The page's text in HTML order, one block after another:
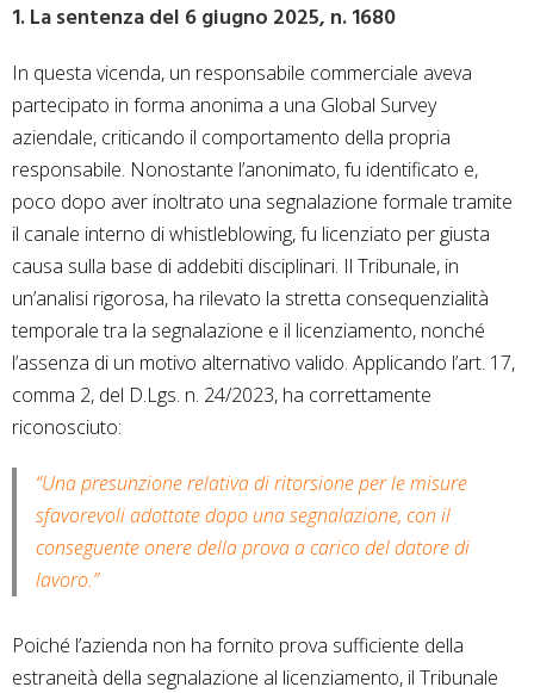
1. La sentenza del 6 giugno 2025, n. 1680
In questa vicenda, un responsabile commerciale aveva
partecipato in forma anonima a una Global Survey
aziendale, criticando il comportamento della propria
responsabile. Nonostante l’anonimato, fu identificato e,
poco dopo aver inoltrato una segnalazione formale tramite
il canale interno di whistleblowing, fu licenziato per giusta
causa sulla base di addebiti disciplinari. Il Tribunale, in
un’analisi rigorosa, ha rilevato la stretta consequenzialità
temporale tra la segnalazione e il licenziamento, nonché
l’assenza di un motivo alternativo valido. Applicando l’art. 17,
comma 2, del D.Lgs. n. 24/2023, ha correttamente
riconosciuto:
“Una presunzione relativa di ritorsione per le misure
sfavorevoli adottate dopo una segnalazione, con il
conseguente onere della prova a carico del datore di
lavoro.”
Poiché l’azienda non ha fornito prova sufficiente della
estraneità della segnalazione al licenziamento, il Tribunale